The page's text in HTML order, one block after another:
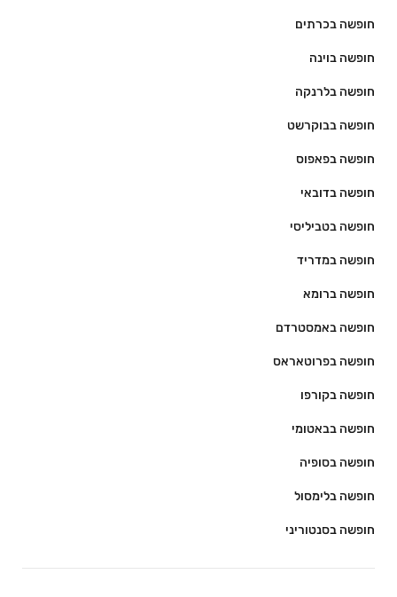
חופשה בכרתים
חופשה בוינה
חופשה בלרנקה
חופשה בבוקרשט
חופשה בפאפוס
חופשה בדובאי
חופשה בטביליסי
חופשה במדריד
חופשה ברומא
חופשה באמסטרדם
חופשה בפרוטאראס
חופשה בקורפו
חופשה בבאטומי
חופשה בסופיה
חופשה בלימסול
חופשה בסנטוריני